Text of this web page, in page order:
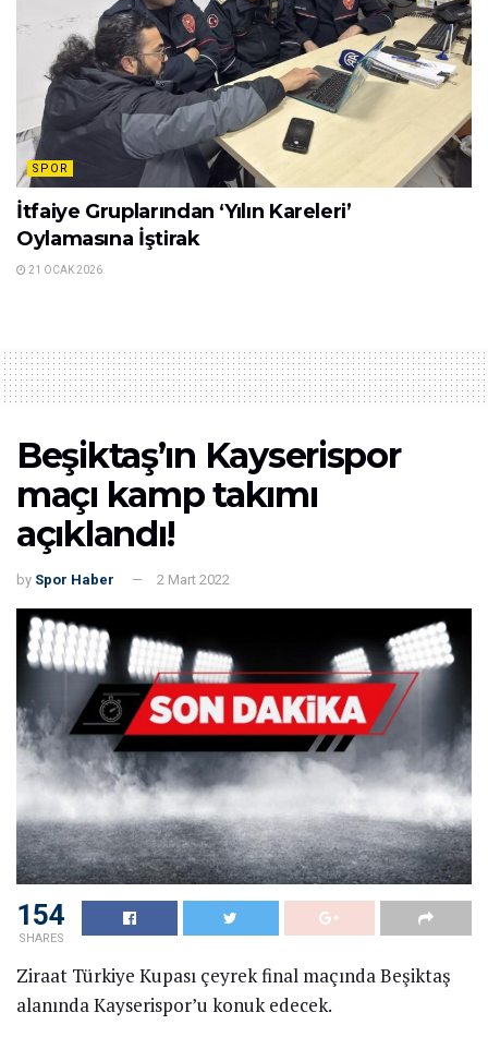
SPOR
İtfaiye Gruplarından ‘Yılın Kareleri’
Oylamasına İştirak
21 OCAK 2026
Beşiktaş’ın Kayserispor
maçı kamp takımı
açıklandı!
by Spor Haber 2 Mart 2022
154
SHARES
Ziraat Türkiye Kupası çeyrek final maçında Beşiktaş
alanında Kayserispor’u konuk edecek.